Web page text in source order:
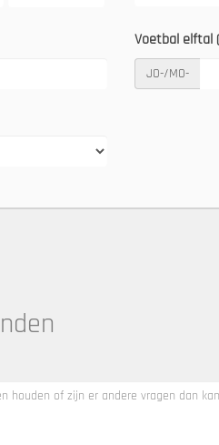
Voetbal elftal
JO-/MO-